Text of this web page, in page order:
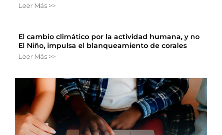
Leer Más >>
El cambio climático por la actividad humana, y no
El Niño, impulsa el blanqueamiento de corales
Leer Más >>